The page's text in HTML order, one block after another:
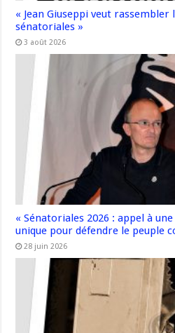
« Jean Giuseppi veut
sénatoriales »
3 août 2026
« Sénatoriales 2026 : appel à
unique pour défendre le peuple
28 juin 2026